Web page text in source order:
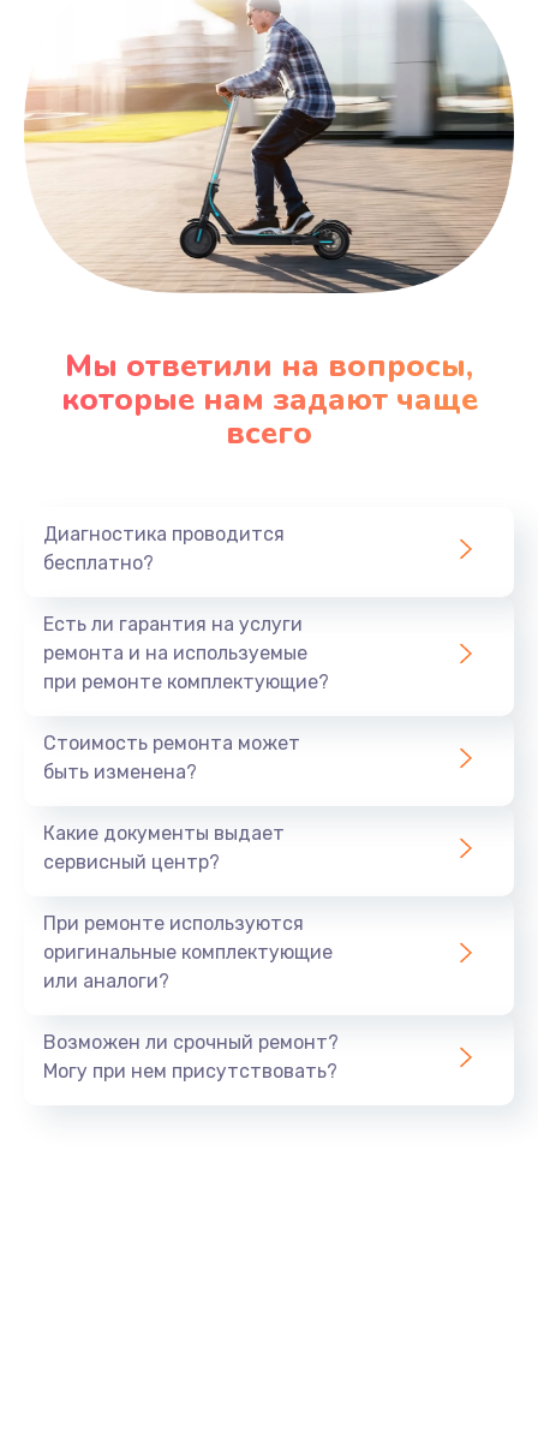
Мы ответили на вопросы,
которые нам задают чаще
всего
Диагностика проводится
бесплатно?
Есть ли гарантия на услуги
ремонта и на используемые
при ремонте комплектующие?
Стоимость ремонта может
быть изменена?
Какие документы выдает
сервисный центр?
При ремонте используются
оригинальные комплектующие
или аналоги?
Возможен ли срочный ремонт?
Могу при нем присутствовать?